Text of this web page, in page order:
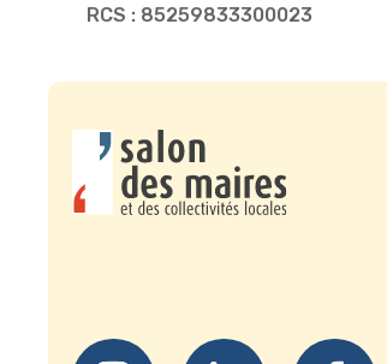
RCS : 85259833300023